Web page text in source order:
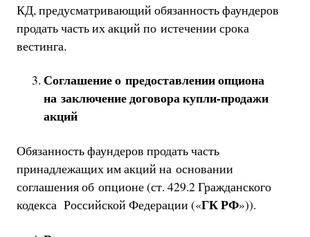
КД, предусматривающий обязанность фаундеров
продать часть их акций по истечении срока
вестинга.
Соглашение о предоставлении опциона
на заключение договора купли-продажи
акций
Обязанность фаундеров продать часть
принадлежащих им акций на основании
соглашения об опционе (ст. 429.2 Гражданского
кодекса Российской Федерации («ГК РФ»)).